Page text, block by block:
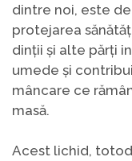
dintre noi, este
protejarea
dinții și alte părți
umede și
mâncare ce
masă.
Acest lichid,